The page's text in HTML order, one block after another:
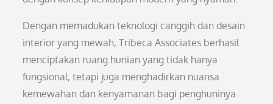
Dengan memadukan teknologi canggih dan desain
interior yang mewah, Tribeca Associates berhasil
menciptakan ruang hunian yang tidak hanya
fungsional, tetapi juga menghadirkan nuansa
kemewahan dan kenyamanan bagi penghuninya.